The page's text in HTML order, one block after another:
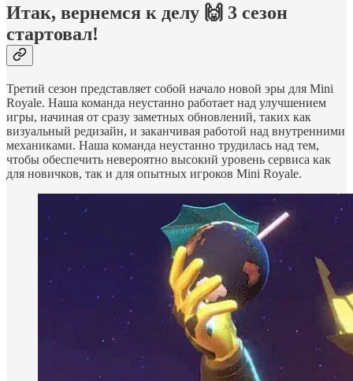
Итак, вернемся к делу 🙌 3 сезон
стартовал!
Третий сезон представляет собой начало новой эры для Mini
Royale. Наша команда неустанно работает над улучшением
игры, начиная от сразу заметных обновлений, таких как
визуальный редизайн, и заканчивая работой над внутренними
механиками. Наша команда неустанно трудилась над тем,
чтобы обеспечить невероятно высокий уровень сервиса как
для новичков, так и для опытных игроков Mini Royale.